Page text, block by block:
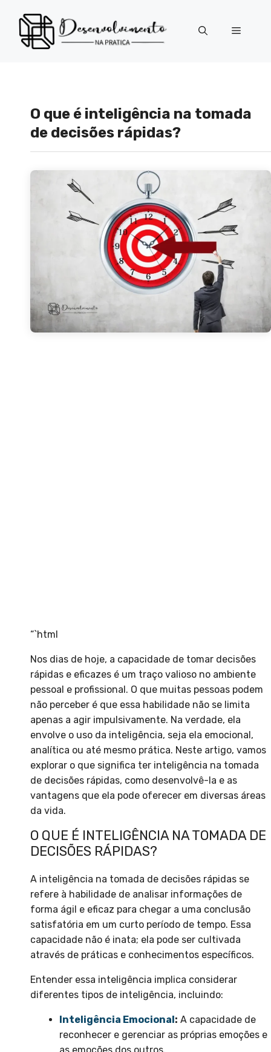
para
conteúdo
Menu
O que é inteligência na tomada
de decisões rápidas?
“`html
Nos dias de hoje, a capacidade de tomar decisões
rápidas e eficazes é um traço valioso no ambiente
pessoal e profissional. O que muitas pessoas podem
não perceber é que essa habilidade não se limita
apenas a agir impulsivamente. Na verdade, ela
envolve o uso da inteligência, seja ela emocional,
analítica ou até mesmo prática. Neste artigo, vamos
explorar o que significa ter inteligência na tomada
de decisões rápidas, como desenvolvê-la e as
vantagens que ela pode oferecer em diversas áreas
da vida.
O QUE É INTELIGÊNCIA NA TOMADA DE
DECISÕES RÁPIDAS?
A inteligência na tomada de decisões rápidas se
refere à habilidade de analisar informações de
forma ágil e eficaz para chegar a uma conclusão
satisfatória em um curto período de tempo. Essa
capacidade não é inata; ela pode ser cultivada
através de práticas e conhecimentos específicos.
Entender essa inteligência implica considerar
diferentes tipos de inteligência, incluindo:
Inteligência Emocional : A capacidade de
reconhecer e gerenciar as próprias emoções e